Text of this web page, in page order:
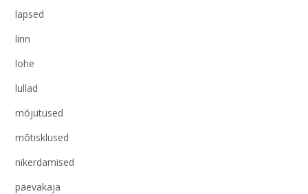
lapsed
linn
lohe
lullad
mõjutused
mõtisklused
nikerdamised
päevakaja